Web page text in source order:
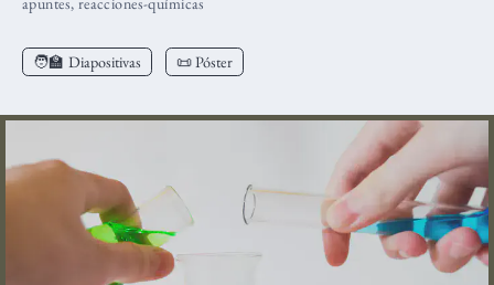
🧑‍🏫 Diapositivas 📜 Póster